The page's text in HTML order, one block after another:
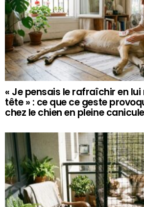
« Je pensais le rafraîchir en
tête » : ce que ce geste
chez le chien en pleine canicule